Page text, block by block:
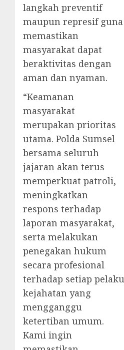
langkah preventif
maupun represif guna
memastikan
masyarakat dapat
beraktivitas dengan
aman dan nyaman.
“Keamanan
masyarakat
merupakan prioritas
utama. Polda Sumsel
bersama seluruh
jajaran akan terus
memperkuat patroli,
meningkatkan
respons terhadap
laporan masyarakat,
serta melakukan
penegakan hukum
secara profesional
terhadap setiap pelaku
kejahatan yang
mengganggu
ketertiban umum.
Kami ingin